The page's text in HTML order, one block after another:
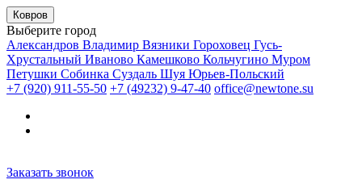
Ковров
Выберите город
Александров Владимир Вязники Гороховец Гусь-
Хрустальный Иваново Камешково Кольчугино Муром
Петушки Собинка Суздаль Шуя Юрьев-Польский
+7 (920) 911-55-50 +7 (49232) 9-47-40 office@newtone.su
Заказать звонок